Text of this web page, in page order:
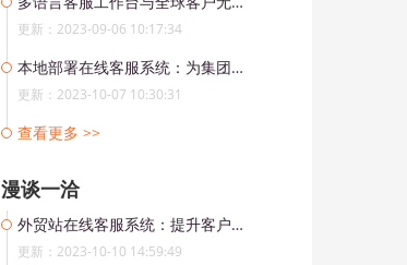
更新：2023-09-06 10:17:34
本地部署在线客服系统：为集团企业实现统一管理与协同工作
更新：2023-10-07 10:30:31
查看更多 >>
漫谈一洽
外贸站在线客服系统：提升客户满意度
更新：2023-10-10 14:59:49